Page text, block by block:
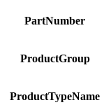
PartNumber
ProductGroup
ProductTypeName